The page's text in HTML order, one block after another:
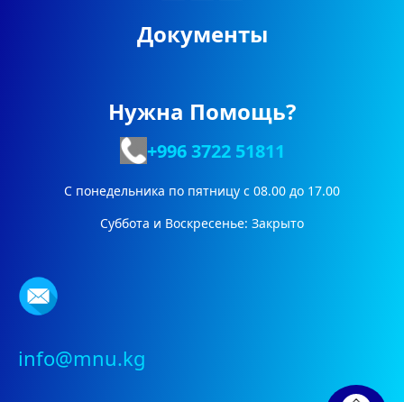
Документы
Нужна Помощь?
+996 372251811
С понедельника по пятницу с 08.00 до 17.00
Суббота и Воскресенье: Закрыто
info@mnu.kg